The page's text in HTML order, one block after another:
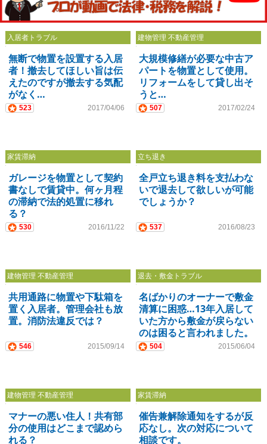
入居者トラブル
無断で物置を設置する入居
者！撤去してほしい旨は伝
えたのですが撤去する気配
がなく…
523 2017/04/06
建物管理 不動産管理
大規模修繕が必要な中古ア
パートを物置として使用。
リフォームをして貸し出そ
うと…
507 2017/02/24
家賃滞納
ガレージを物置として契約
書なしで賃貸中。何ヶ月程
の滞納で法的処置に移れ
る？
530 2016/11/22
立ち退き
全戸立ち退き料を支払わな
いで退去して欲しいが可能
でしょうか？
537 2016/08/23
建物管理 不動産管理
共用通路に物置や下駄箱を
置く入居者。管理会社も放
置。消防法違反では？
546 2015/09/14
退去・敷金トラブル
名ばかりのオーナーで敷金
清算に困惑…13年入居して
いた方から敷金が戻らない
のは困ると言われました。
504 2015/06/04
建物管理 不動産管理
マナーの悪い住人！共有部
分の使用はどこまで認めら
れる？
家賃滞納
催告兼解除通知をするが反
応なし。次の対応について
相談です。